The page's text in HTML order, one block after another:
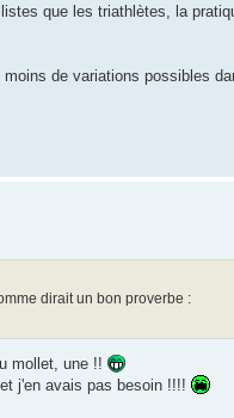
que les triathlètes, la
de variations possibles
dirait un bon proverbe :
mollet, une !!
j'en avais pas besoin !!!!